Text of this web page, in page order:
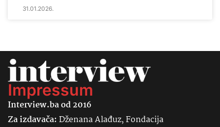
31.01.2026.
Impressum
Interview.ba od 2016
Za izdavača:Dženana Alađuz, Fondacija